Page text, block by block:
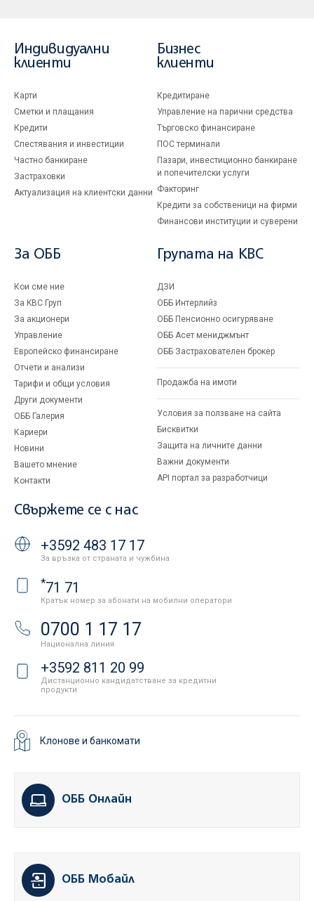
Индивидуални
клиенти
Карти
Сметки и плащания
Кредити
Спестявания и инвестиции
Частно банкиране
Застраховки
Актуализация на клиентски данни
Бизнес
клиенти
Кредитиране
Управление на парични средства
Търговско финансиране
ПОС терминали
Пазари, инвестиционно банкиране
и попечителски услуги
Факторинг
Кредити за собственици на фирми
Финансови институции и суверени
За ОББ
Кои сме ние
За KBC Груп
За акционери
Управление
Европейско финансиране
Отчети и анализи
Тарифи и общи условия
Други документи
ОББ Галерия
Кариери
Новини
Вашето мнение
Контакти
Групата на KBC
ДЗИ
ОББ Интерлийз
ОББ Пенсионно осигуряване
ОББ Асет мениджмънт
ОББ Застрахователен брокер
Продажба на имоти
Условия за ползване на сайта
Бисквитки
Защита на личните данни
Важни документи
API портал за разработчици
Свържете се с нас
+3592 483 17 17
За връзка от страната и чужбина
*71 71
Кратък номер за абонати на мобилни оператори
0700 1 17 17
Национална линия
+3592 811 20 99
Дистанционно кандидатстване за кредитни
продукти
Клонове и банкомати
ОББ Онлайн
ОББ Мобайл